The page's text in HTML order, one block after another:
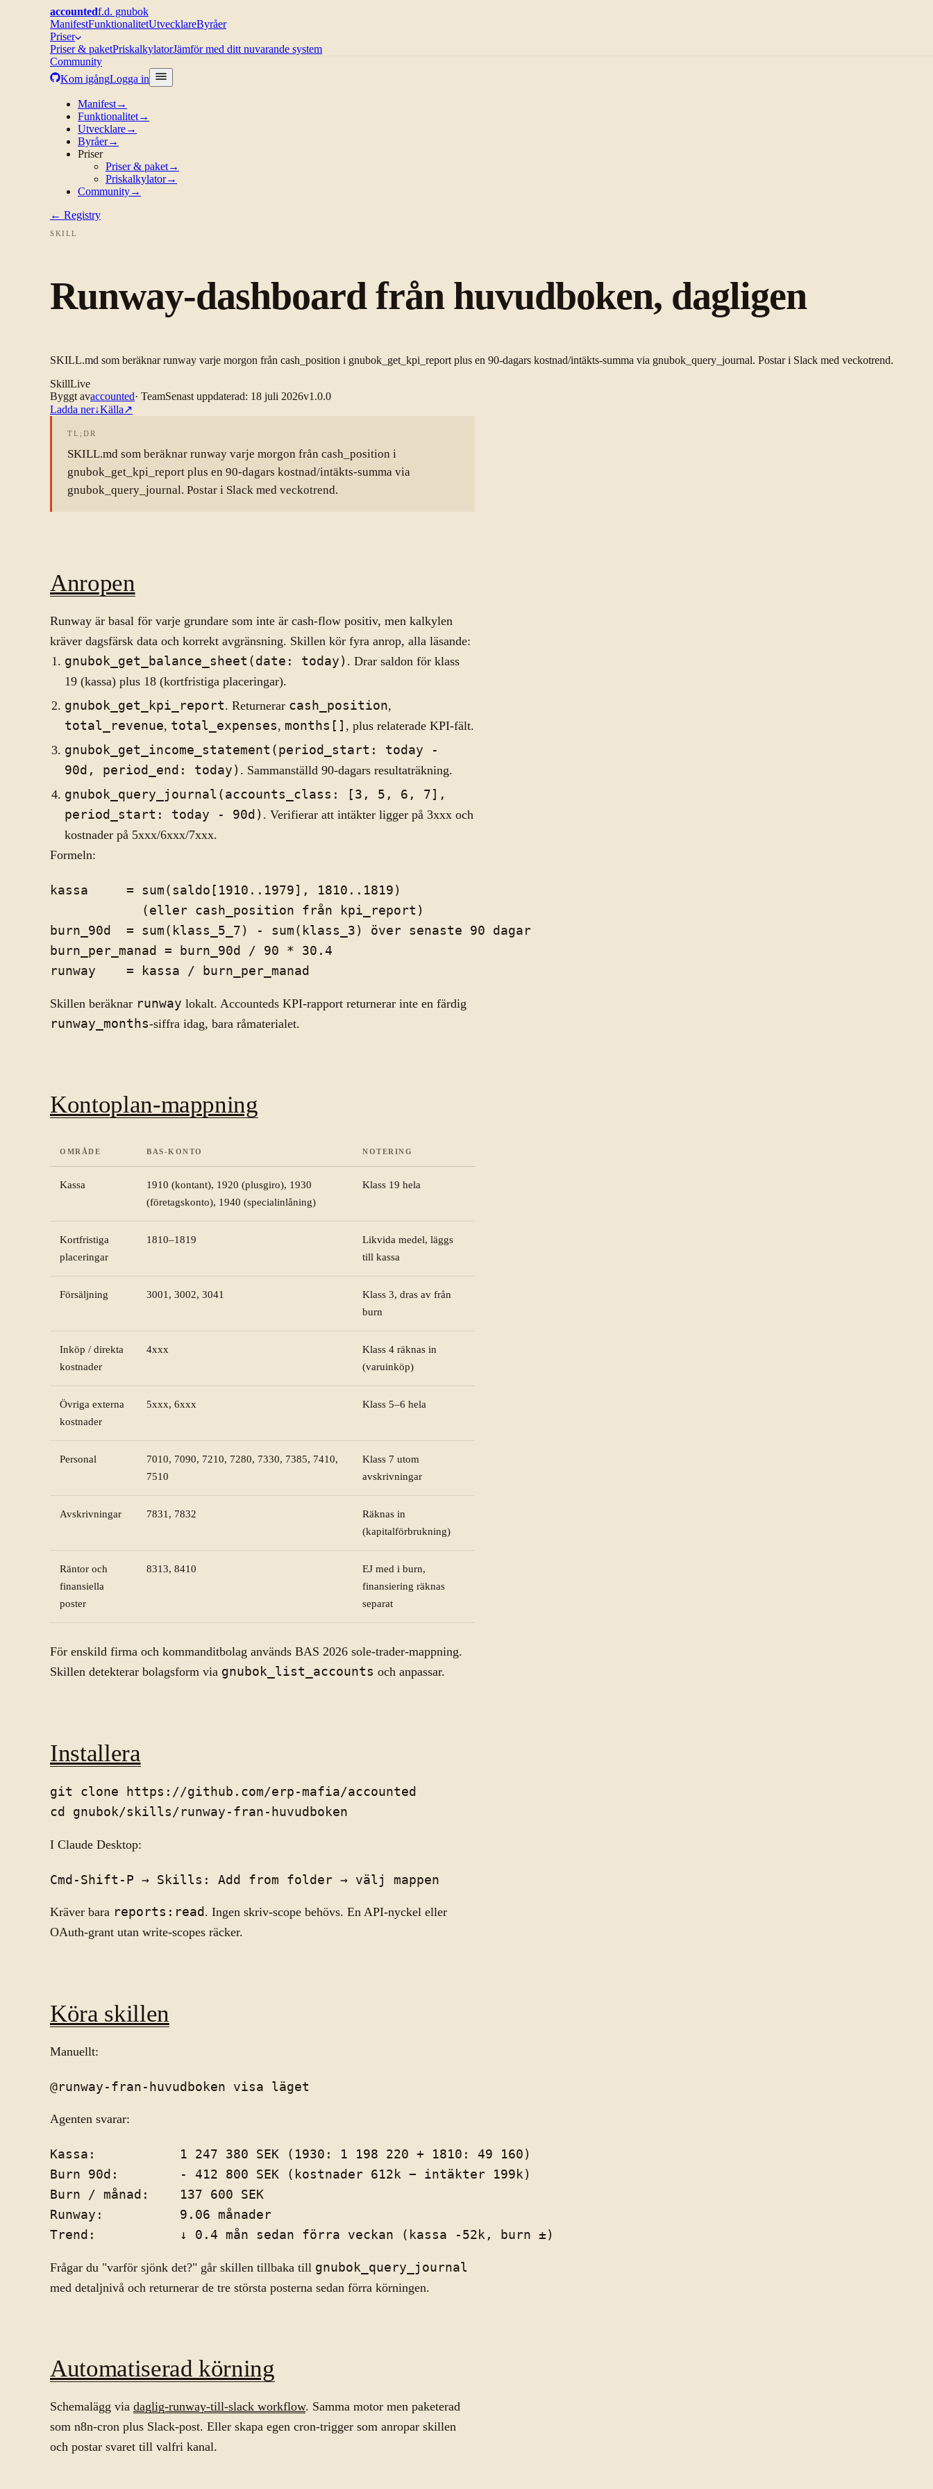
accountedf.d. gnubok
ManifestFunktionalitetUtvecklareByråer
Priser
Priser & paketPriskalkylatorJämför med ditt nuvarande system
Community
Kom igångLogga in
Manifest→
Funktionalitet→
Utvecklare→
Byråer→
Priser
Priser & paket→
Priskalkylator→
Community→
← Registry
SKILL
Runway-dashboard från huvudboken, dagligen
SKILL.md som beräknar runway varje morgon från cash_position i gnubok_get_kpi_report plus en 90-dagars kostnad/intäkts-summa via gnubok_query_journal. Postar i Slack med veckotrend.
SkillLive
Byggt avaccounted· TeamSenast uppdaterad: 18 juli 2026v1.0.0
Ladda ner↓Källa↗
TL;DR
SKILL.md som beräknar runway varje morgon från cash_position i
gnubok_get_kpi_report plus en 90-dagars kostnad/intäkts-summa via
gnubok_query_journal. Postar i Slack med veckotrend.
Anropen
Runway är basal för varje grundare som inte är cash-flow positiv, men kalkylen
kräver dagsfärsk data och korrekt avgränsning. Skillen kör fyra anrop, alla läsande:
gnubok_get_balance_sheet(date: today) . Drar saldon för klass
19 (kassa) plus 18 (kortfristiga placeringar).
gnubok_get_kpi_report. Returnerar cash_position,
total_revenue, total_expenses, months[] , plus relaterade KPI-fält.
gnubok_get_income_statement(period_start: today -
90d, period_end: today) . Sammanställd 90-dagars resultaträkning.
gnubok_query_journal(accounts_class: [3, 5, 6, 7],
period_start: today - 90d) . Verifierar att intäkter ligger på 3xxx och
kostnader på 5xxx/6xxx/7xxx.
Formeln:
kassa     = sum(saldo[1910..1979], 1810..1819)
            (eller cash_position från kpi_report)
burn_90d  = sum(klass_5_7) - sum(klass_3) över senaste 90 dagar
burn_per_manad = burn_90d / 90 * 30.4
Skillen beräknar runway lokalt. Accounteds KPI-rapport returnerar inte en färdig
runway_months-siffra idag, bara råmaterialet.
Kontoplan-mappning
OMRÅDE BAS-KONTO NOTERING
Kassa
1910 (kontant), 1920 (plusgiro), 1930
(företagskonto), 1940 (specialinlåning)
Klass 19 hela
Kortfristiga
placeringar
1810–1819
Likvida medel, läggs
till kassa
Försäljning 3001, 3002, 3041
Klass 3, dras av från
burn
Inköp / direkta
kostnader
4xxx
Klass 4 räknas in
(varuinköp)
Övriga externa
kostnader
5xxx, 6xxx Klass 5–6 hela
Personal
7010, 7090, 7210, 7280, 7330, 7385, 7410,
7510
Klass 7 utom
avskrivningar
Avskrivningar 7831, 7832
Räknas in
(kapitalförbrukning)
Räntor och
finansiella
poster
8313, 8410
EJ med i burn,
finansiering räknas
separat
För enskild firma och kommanditbolag används BAS 2026 sole-trader-mappning.
Skillen detekterar bolagsform via gnubok_list_accounts och anpassar.
Installera
git clone https://github.com/erp-mafia/accounted
I Claude Desktop:
Kräver bara reports:read . Ingen skriv-scope behövs. En API-nyckel eller
OAuth-grant utan write-scopes räcker.
Köra skillen
Manuellt:
Agenten svarar:
Kassa:           1 247 380 SEK (1930: 1 198 220 + 1810: 49 160)
Burn 90d:        - 412 800 SEK (kostnader 612k − intäkter 199k)
Burn / månad:    137 600 SEK
Runway:          9.06 månader
Frågar du "varför sjönk det?" går skillen tillbaka till gnubok_query_journal
med detaljnivå och returnerar de tre största posterna sedan förra körningen.
Automatiserad körning
Schemalägg via daglig-runway-till-slack workflow. Samma motor men paketerad
som n8n-cron plus Slack-post. Eller skapa egen cron-trigger som anropar skillen
och postar svaret till valfri kanal.